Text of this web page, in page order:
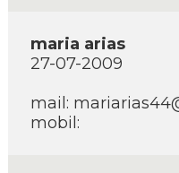
maria arias
27-07-2009
mail:
mobil: